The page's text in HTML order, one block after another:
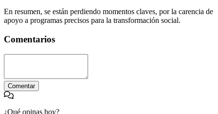
En resumen, se están perdiendo momentos claves, por la carencia de
apoyo a programas precisos para la transformación social.
Comentarios
Comentar
¿Qué opinas hoy?